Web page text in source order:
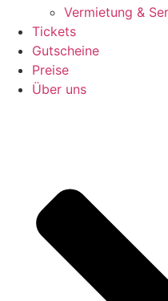
Vermietung &
Tickets
Gutscheine
Preise
Über uns